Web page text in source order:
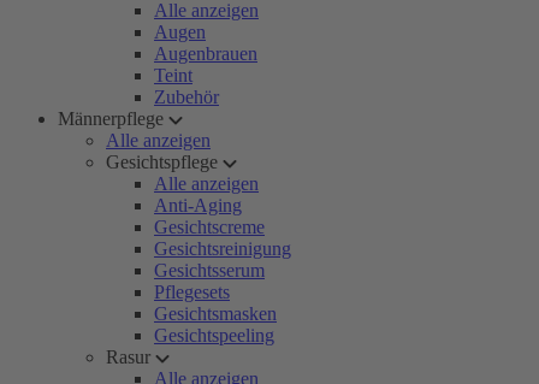
Alle anzeigen
Augen
Augenbrauen
Teint
Zubehör
Männerpflege
Alle anzeigen
Gesichtspflege
Alle anzeigen
Anti-Aging
Gesichtscreme
Gesichtsreinigung
Gesichtsserum
Pflegesets
Gesichtsmasken
Gesichtspeeling
Rasur
Alle anzeigen